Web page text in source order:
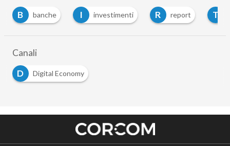
B
banche I investimenti R report T
Canali
D
Digital Economy